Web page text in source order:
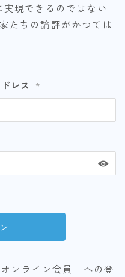
現できるのではない
たちの論評がかつては
レス *
ンライン会員」への登